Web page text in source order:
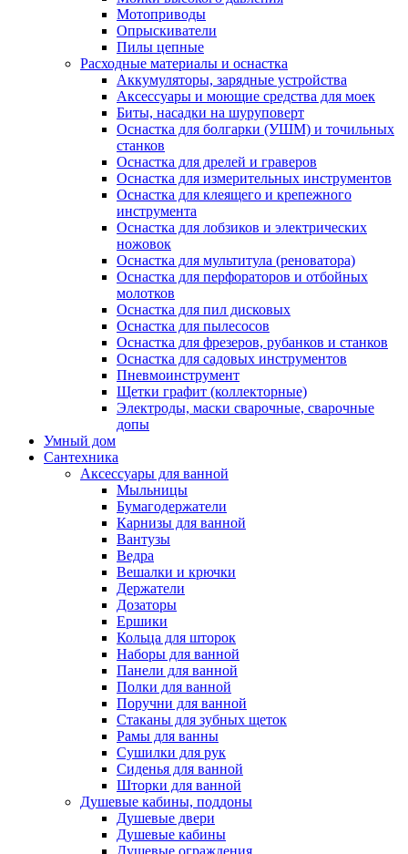
Мотоприводы
Опрыскиватели
Пилы цепные
Расходные материалы и оснастка
Аккумуляторы, зарядные устройства
Аксессуары и моющие средства для моек
Биты, насадки на шуруповерт
Оснастка для болгарки (УШМ) и точильных
станков
Оснастка для дрелей и граверов
Оснастка для измерительных инструментов
Оснастка для клеящего и крепежного
инструмента
Оснастка для лобзиков и электрических
ножовок
Оснастка для мультитула (реноватора)
Оснастка для перфораторов и отбойных
молотков
Оснастка для пил дисковых
Оснастка для пылесосов
Оснастка для фрезеров, рубанков и станков
Оснастка для садовых инструментов
Пневмоинструмент
Щетки графит (коллекторные)
Электроды, маски сварочные, сварочные
допы
Умный дом
Сантехника
Аксессуары для ванной
Мыльницы
Бумагодержатели
Карнизы для ванной
Вантузы
Ведра
Вешалки и крючки
Держатели
Дозаторы
Ершики
Кольца для шторок
Наборы для ванной
Панели для ванной
Полки для ванной
Поручни для ванной
Стаканы для зубных щеток
Рамы для ванны
Сушилки для рук
Сиденья для ванной
Шторки для ванной
Душевые кабины, поддоны
Душевые двери
Душевые кабины
Душевые ограждения